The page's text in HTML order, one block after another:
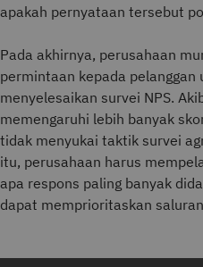
apakah pernyataan tersebut
Pada akhirnya, perusahaan
permintaan kepada
menyelesaikan survei NPS.
memengaruhi lebih banyak
tidak menyukai taktik survei
itu, perusahaan harus
apa respons paling banyak
dapat memprioritaskan